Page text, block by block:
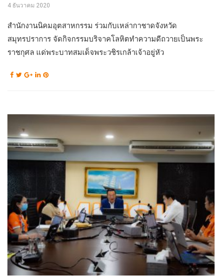
4 ธันวาคม 2020
สำนักงานนิคมอุตสาหกรรม ร่วมกับเหล่ากาชาดจังหวัด
สมุทรปราการ จัดกิจกรรมบริจาคโลหิตทำความดีถวายเป็นพระ
ราชกุศล แด่พระบาทสมเด็จพระวชิรเกล้าเจ้าอยู่หัว